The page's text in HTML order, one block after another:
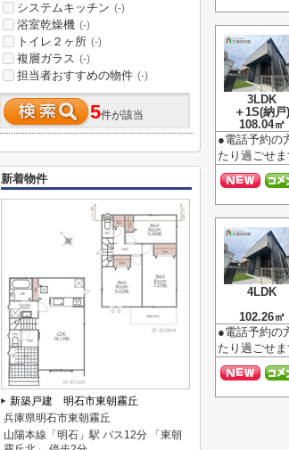
3LDK
＋1S(納戸)
108.04㎡
●電話予約の
たり過ごせ
4LDK
102.26㎡
●電話予約の
たり過ごせ
システムキッチン (-)
浴室乾燥機 (-)
トイレ２ヶ所 (-)
複層ガラス (-)
担当者おすすめの物件 (-)
5件が該当
新着物件
新築戸建 明石市東朝霧丘
兵庫県明石市東朝霧丘
山陽本線「明石」駅 バス12分 「東朝